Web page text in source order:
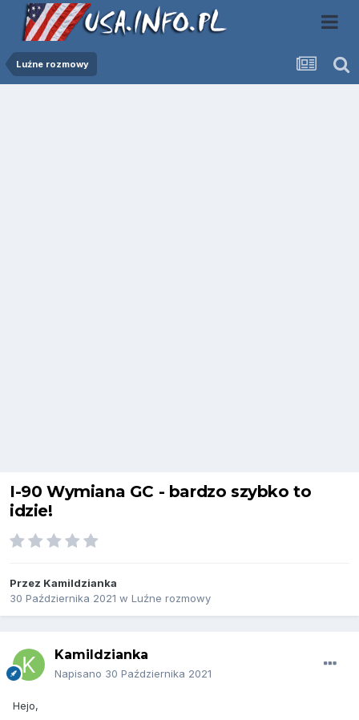
Luźne rozmowy
I-90 Wymiana GC - bardzo szybko to
idzie!
Przez Kamildzianka
30 Października 2021 w Luźne rozmowy
Kamildzianka
Napisano 30 Października 2021
Hejo,